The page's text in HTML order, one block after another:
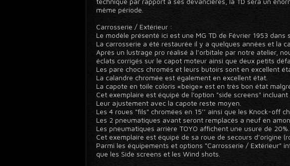
même période.
Carrosserie / Extérieur :
Le modèle présenté ici est une MG TD de Février 1953 dans
La carrosserie a été restaurée il y a quelques années et la
Après un lustrage pro réalisé à l’orbitale par notre atelier,
éclats corrigés sur le capot moteur ainsi que deux petits
Les pare chocs chromés et leurs butoirs sont en excellent
La calandre chromée est également en excellent état.
La capote en toile coloris «beige» est en très bon état
Cet exemplaire est équipé de l'option "side screens"
Leur ajustement avec la capote reste moyen.
Les 4 roues "fils" chromées en 15’’ ainsi que les Knock-off
Les 2 pneumatiques avant seront remplacés a neuf en
Les pneumatiques arrière TOYO affichent une usure de 20%.
Cet exemplaire est équipé de sa roue de secours d’origine
Parmi les équipements et options "Carrosserie / Extérieur"
que les Side screens et les Wind shots.